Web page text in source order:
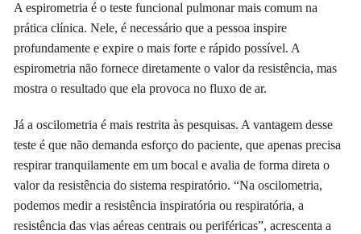
A espirometria é o teste funcional pulmonar mais comum na
prática clínica. Nele, é necessário que a pessoa inspire
profundamente e expire o mais forte e rápido possível. A
espirometria não fornece diretamente o valor da resistência, mas
mostra o resultado que ela provoca no fluxo de ar.
Já a oscilometria é mais restrita às pesquisas. A vantagem desse
teste é que não demanda esforço do paciente, que apenas precisa
respirar tranquilamente em um bocal e avalia de forma direta o
valor da resistência do sistema respiratório. “Na oscilometria,
podemos medir a resistência inspiratória ou respiratória, a
resistência das vias aéreas centrais ou periféricas”, acrescenta a